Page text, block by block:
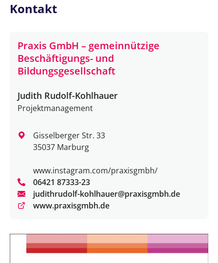
Kontakt
Praxis GmbH – gemeinnützige
Beschäftigungs- und
Bildungsgesellschaft
Judith Rudolf-Kohlhauer
Projektmanagement
Gisselberger Str. 33
35037 Marburg
www.instagram.com/praxisgmbh/
06421 87333-23
judithrudolf-kohlhauer@praxisgmbh.de
www.praxisgmbh.de